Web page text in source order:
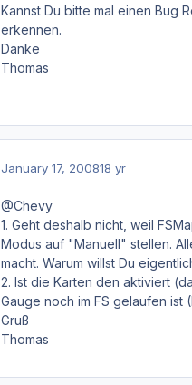
Kannst Du bitte mal einen Bug
erkennen.
Danke
Thomas
January 17, 200818 yr
@Chevy
1. Geht deshalb nicht, weil
Modus auf "Manuell" stellen.
macht. Warum willst Du
2. Ist die Karten den aktiviert
Gauge noch im FS gelaufen ist
Gruß
Thomas